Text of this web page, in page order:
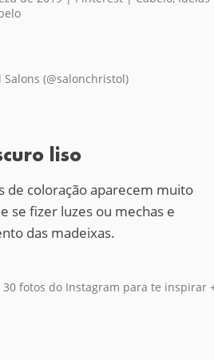
liso
de coloração aparecem muito
se fizer luzes ou mechas e
das madeixas.